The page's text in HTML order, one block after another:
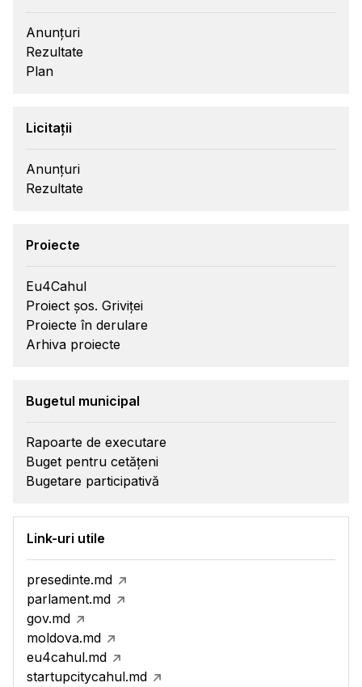
Anunțuri
Rezultate
Plan
Licitații
Anunțuri
Rezultate
Proiecte
Eu4Cahul
Proiect șos. Griviței
Proiecte în derulare
Arhiva proiecte
Bugetul municipal
Rapoarte de executare
Buget pentru cetățeni
Bugetare participativă
Link-uri utile
presedinte.md
parlament.md
gov.md
moldova.md
eu4cahul.md
startupcitycahul.md